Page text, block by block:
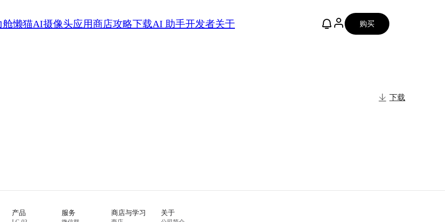
舱懒猫AI摄像头应用商店攻略下载AI 助手开发者关于 购买
下载
产品 服务 商店与学习 关于